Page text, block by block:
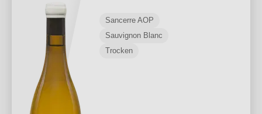
Sancerre AOP
Sauvignon Blanc
Trocken